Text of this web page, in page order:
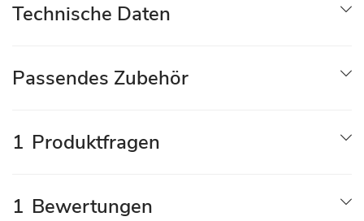
Technische Daten
Passendes Zubehör
1 Produktfragen
1 Bewertungen